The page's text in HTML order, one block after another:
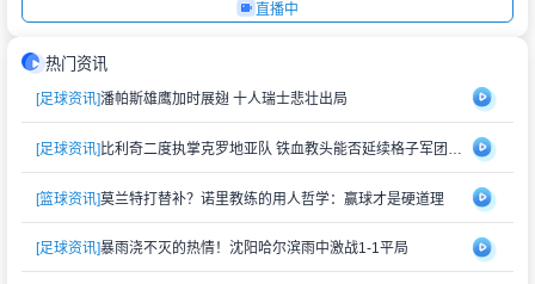
直播中
热门资讯
[足球资讯]潘帕斯雄鹰加时展翅 十人瑞士悲壮出局
[足球资讯]
[篮球资讯]莫兰特打替补？诺里教练的用人哲学：赢球才是硬道理
[足球资讯]暴雨浇不灭的热情！沈阳哈尔滨雨中激战1-1平局